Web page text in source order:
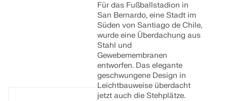
Für das Fußballstadion in
San Bernardo, eine Stadt im
Süden von Santiago de Chile,
wurde eine Überdachung aus
Stahl und
Gewebemembranen
entworfen. Das elegante
geschwungene Design in
Leichtbauweise überdacht
jetzt auch die Stehplätze.